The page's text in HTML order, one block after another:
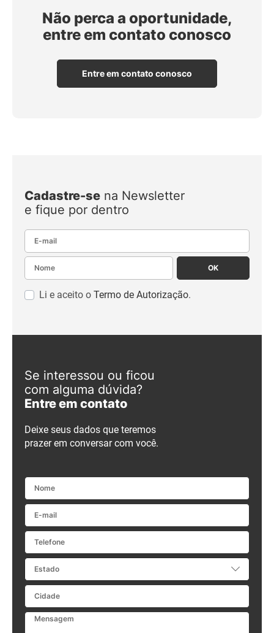
Não perca a oportunidade,
entre em contato conosco
Entre em contato conosco
Cadastre-se na Newsletter
e fique por dentro
E-mail
Nome
OK
Li e aceito o Termo de Autorização.
Se interessou ou ficou
com alguma dúvida?
Entre em contato
Deixe seus dados que teremos
prazer em conversar com você.
Nome
E-mail
Telefone
Estado
Cidade
Mensagem